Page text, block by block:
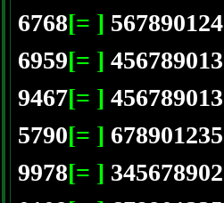
6768[= ] 567890124
6959[= ] 456789013
9467[= ] 456789013
5790[= ] 678901235
9978[= ] 345678902